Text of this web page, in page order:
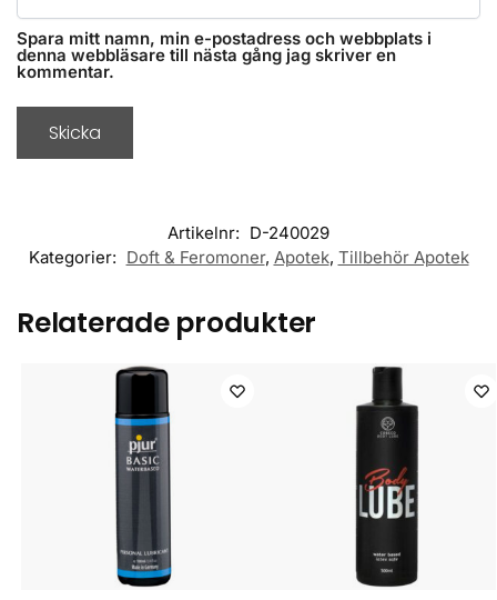
Spara mitt namn, min e-postadress och webbplats i
denna webbläsare till nästa gång jag skriver en
kommentar.
Artikelnr: D-240029
Kategorier: Doft & Feromoner, Apotek, Tillbehör Apotek
Relaterade produkter